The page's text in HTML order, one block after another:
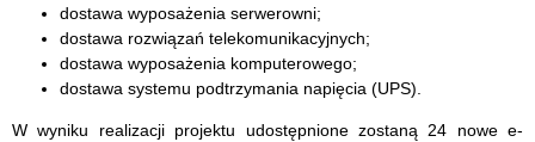
dostawa wyposażenia serwerowni;
dostawa rozwiązań telekomunikacyjnych;
dostawa wyposażenia komputerowego;
dostawa systemu podtrzymania napięcia (UPS).
W wyniku realizacji projektu udostępnione zostaną 24 nowe e-